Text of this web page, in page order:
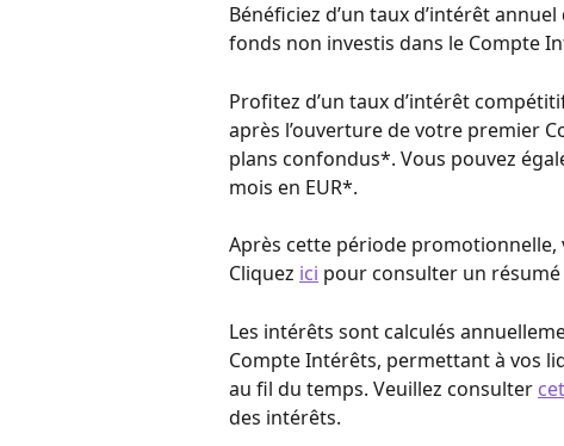
Bénéficiez d’un taux d’intérêt annuel
fonds non investis dans le Compte
Profitez d’un taux d’intérêt
après l’ouverture de votre premier
plans confondus*. Vous pouvez
mois en EUR*.
Après cette période promotionnelle,
Cliquez ici pour consulter un
Les intérêts sont calculés
Compte Intérêts, permettant à vos
au fil du temps. Veuillez consulter
des intérêts.